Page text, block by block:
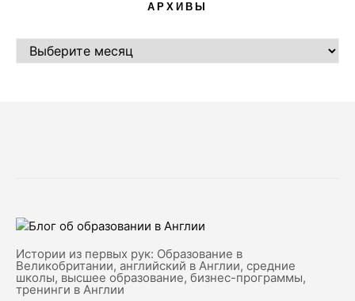
АРХИВЫ
Истории из первых рук: Образование в
Великобритании, английский в Англии, средние
школы, высшее образование, бизнес-программы,
тренинги в Англии